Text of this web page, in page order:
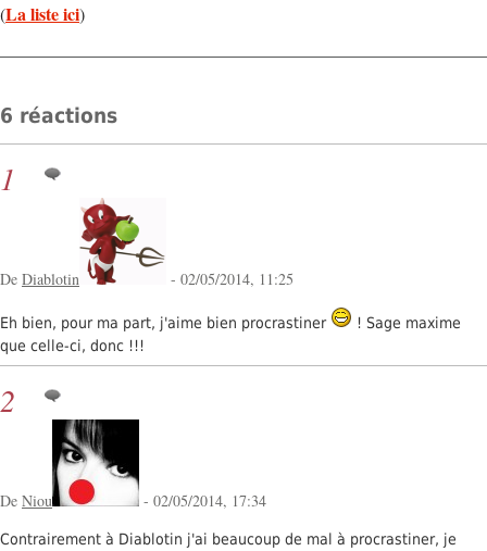
(La liste ici)
6 réactions
1
De Diablotin - 02/05/2014, 11:25
Eh bien, pour ma part, j'aime bien procrastiner
! Sage maxime
que celle-ci, donc !!!
2
De Niou - 02/05/2014, 17:34
Contrairement à Diablotin j'ai beaucoup de mal à procrastiner, je